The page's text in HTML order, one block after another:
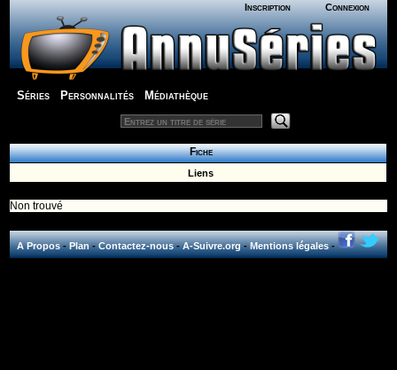
Inscription Connexion
Séries Personnalités Médiathèque
Fiche
Liens
Non trouvé
A Propos-Plan-Contactez-nous-A-Suivre.org-Mentions légales-